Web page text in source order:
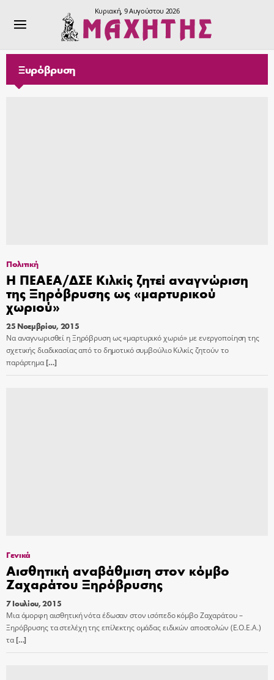
Κυριακή, 9 Αυγούστου 2026
Ξυρόβρυση
Πολιτική
Η ΠΕΑΕΑ/ΔΣΕ Κιλκίς ζητεί αναγνώριση
της Ξηρόβρυσης ως «μαρτυρικού
χωριού»
25 Νοεμβρίου, 2015
Να αναγνωρισθεί η Ξηρόβρυση ως «μαρτυρικό χωριό» με ενεργοποίηση της
σχετικής διαδικασίας από το δημοτικό συμβούλιο Κιλκίς ζητούν το
παράρτημα[…]
Γενικά
Αισθητική αναβάθμιση στον κόμβο
Ζαχαράτου Ξηρόβρυσης
7 Ιουλίου, 2015
Μια όμορφη αισθητική νότα έδωσαν στον ισόπεδο κόμβο Ζαχαράτου –
Ξηρόβρυσης τα στελέχη της επίλεκτης ομάδας ειδικών αποστολών (Ε.Ο.Ε.Α.)
τα[…]